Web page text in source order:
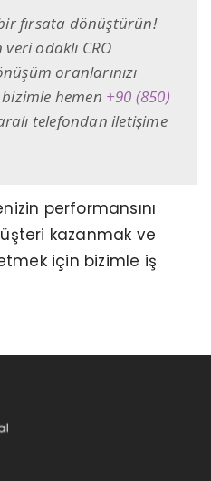
fırsata dönüştürün!
odaklı CRO
oranlarınızı
hemen +90 (850)
telefondan iletişime
performansını
kazanmak ve
için bizimle iş